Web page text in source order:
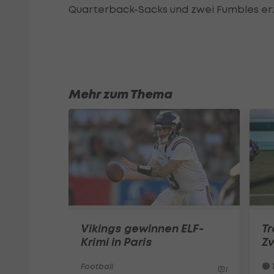
Quarterback-Sacks und zwei Fumbles
Mehr zum Thema
Vikings gewinnen ELF-
Krimi in Paris
Football 1